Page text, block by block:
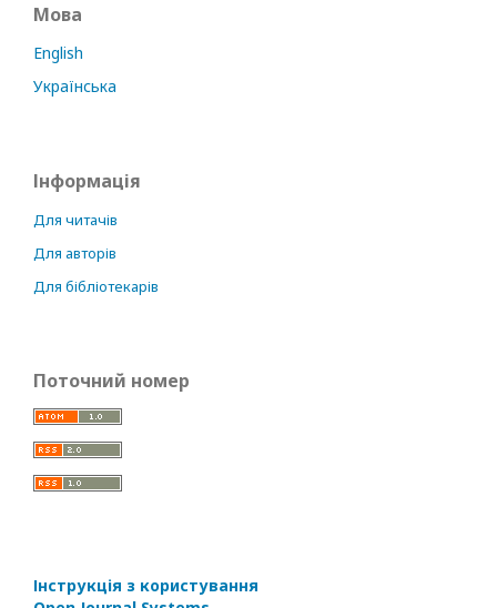
Мова
English
Українська
Інформація
Для читачів
Для авторів
Для бібліотекарів
Поточний номер
Інструкція з користування